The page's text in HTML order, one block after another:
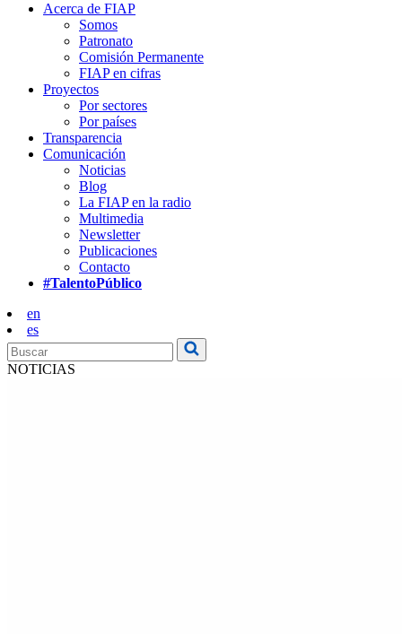
Acerca de FIAP
Somos
Patronato
Comisión Permanente
FIAP en cifras
Proyectos
Por sectores
Por países
Transparencia
Comunicación
Noticias
Blog
La FIAP en la radio
Multimedia
Newsletter
Publicaciones
Contacto
#TalentoPúblico
en
es
NOTICIAS